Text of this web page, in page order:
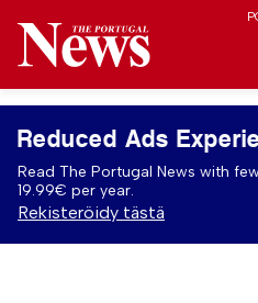
Reduced Ads
Read The Portugal News with
19.99€ per year.
Rekisteröidy tästä